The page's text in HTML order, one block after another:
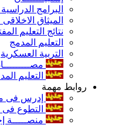
البرامج
الميثاق
نتائج التعليم
التعليم المدمج
التربية العسكرية
التعليم
روابط مهمة
إدرس فى
التطوع فى
منصـــــة